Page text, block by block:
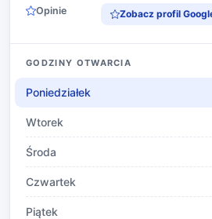
Opinie Zobacz profil
GODZINY OTWARCIA
Poniedziałek
Wtorek
Środa
Czwartek
Piątek